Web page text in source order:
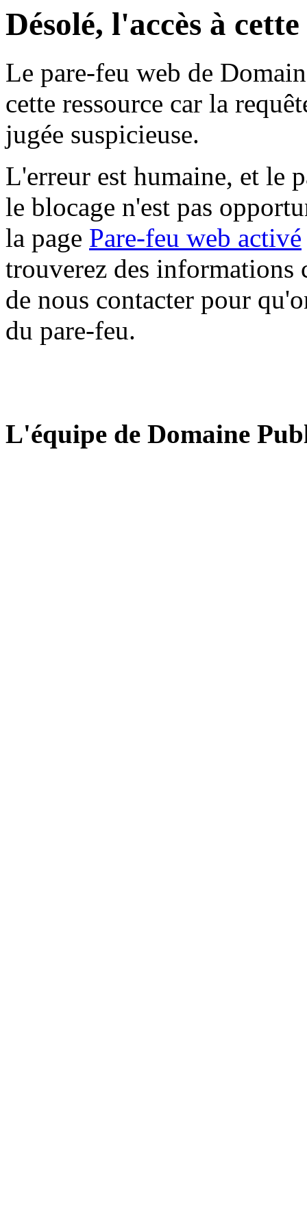
Désolé, l'accès à
Le pare-feu web de
cette ressource car la
jugée suspicieuse.
L'erreur est humaine, et le
le blocage n'est pas
la page Pare-feu web activé
trouverez des informations
de nous contacter pour
du pare-feu.
L'équipe de Domaine